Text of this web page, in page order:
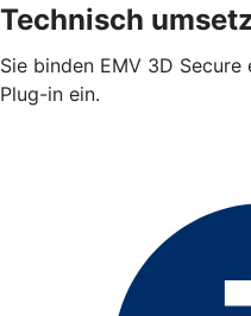
Technisch
Sie binden EMV 3D
Plug-in ein.